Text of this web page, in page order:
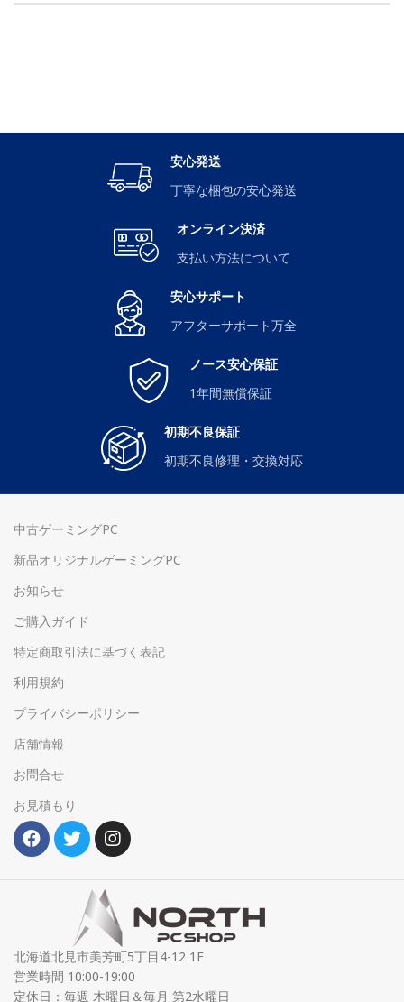
安心発送
丁寧な梱包の安心発送
オンライン決済
支払い方法について
安心サポート
アフターサポート万全
ノース安心保証
1年間無償保証
初期不良保証
初期不良修理・交換対応
中古ゲーミングPC
新品オリジナルゲーミングPC
お知らせ
ご購入ガイド
特定商取引法に基づく表記
利用規約
プライバシーポリシー
店舗情報
お問合せ
お見積もり
北海道北見市美芳町5丁目4-12 1F
営業時間 10:00-19:00
定休日：毎週 木曜日＆毎月 第2水曜日